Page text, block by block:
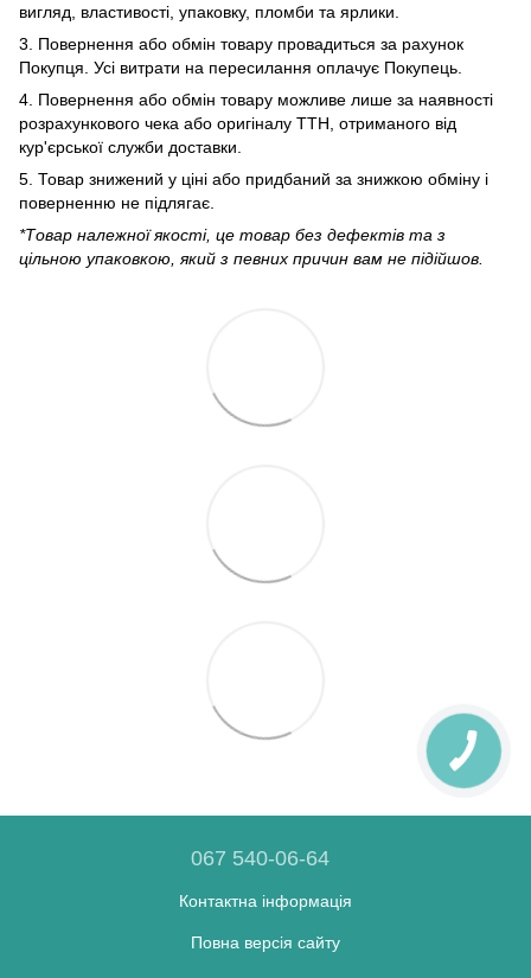
вигляд, властивості, упаковку, пломби та ярлики.
3. Повернення або обмін товару провадиться за рахунок
Покупця. Усі витрати на пересилання оплачує Покупець.
4. Повернення або обмін товару можливе лише за наявності
розрахункового чека або оригіналу ТТН, отриманого від
кур'єрської служби доставки.
5. Товар знижений у ціні або придбаний за знижкою обміну і
поверненню не підлягає.
*Товар належної якості, це товар без дефектів та з
цільною упаковкою, який з певних причин вам не підійшов.
067 540-06-64
Контактна інформація
Повна версія сайту